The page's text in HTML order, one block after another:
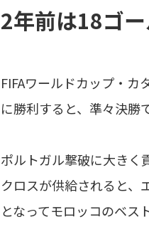
2年前は18ゴ
FIFAワールドカップ・
に勝利すると、準々決勝
ポルトガル撃破に大きく
クロスが供給されると、
となってモロッコのベス